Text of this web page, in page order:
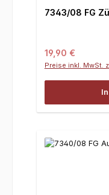
7343/08 FG
Regulärer Preis:
19,90 €
Preise inkl. MwSt.